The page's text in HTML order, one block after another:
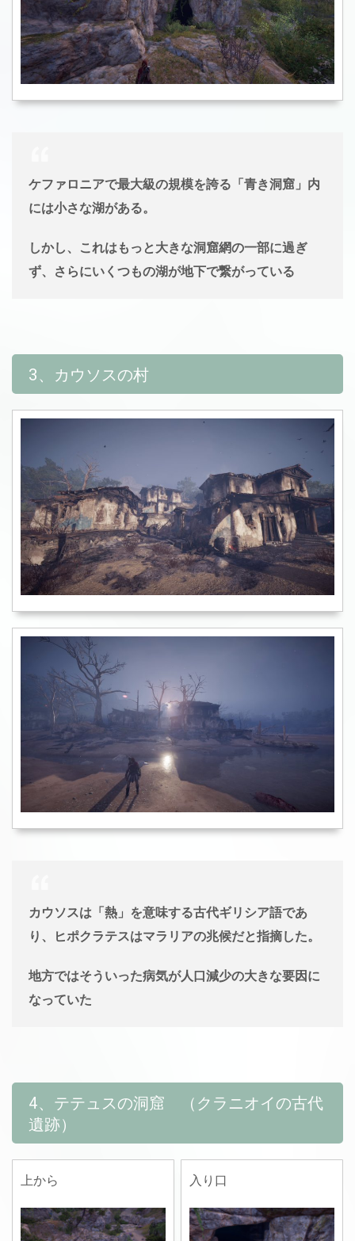
ケファロニアで最大級の規模を誇る「青き洞窟」内
には小さな湖がある。
しかし、これはもっと大きな洞窟網の一部に過ぎ
ず、さらにいくつもの湖が地下で繋がっている
3、カウソスの村
カウソスは「熱」を意味する古代ギリシア語であ
り、ヒポクラテスはマラリアの兆候だと指摘した。
地方ではそういった病気が人口減少の大きな要因に
なっていた
4、テテュスの洞窟 （クラニオイの古代
遺跡）
上から 入り口